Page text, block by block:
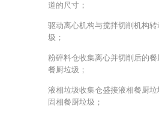
道的尺寸；
驱动离心机构与搅拌切削机构
圾；
粉碎料仓收集离心并切削后的
餐厨垃圾；
液相垃圾收集仓盛接液相餐厨
固相餐厨垃圾；